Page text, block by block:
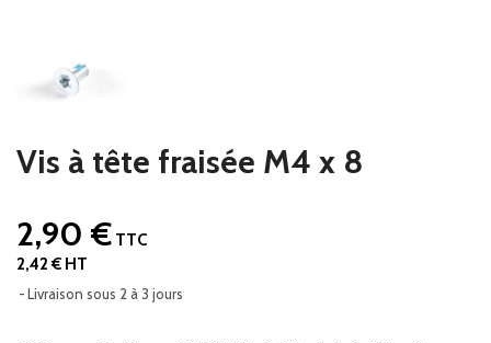
Vis à tête fraisée M4 x 8
2,90 € TTC
2,42 € HT
Livraison sous 2 à 3 jours